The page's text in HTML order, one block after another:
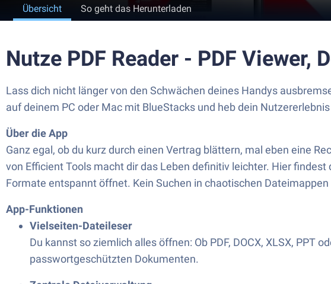
Übersicht So geht das Herunterladen
Nutze PDF Reader - PDF Viewer,
Lass dich nicht länger von den Schwächen deines Handys
auf deinem PC oder Mac mit BlueStacks und heb dein
Über die App
Ganz egal, ob du kurz durch einen Vertrag blättern, mal eben eine
von Efficient Tools macht dir das Leben definitiv leichter. Hier
Formate entspannt öffnet. Kein Suchen in chaotischen
App-Funktionen
Vielseiten-Dateileser
Du kannst so ziemlich alles öffnen: Ob PDF, DOCX, XLSX,
passwortgeschützten Dokumenten.